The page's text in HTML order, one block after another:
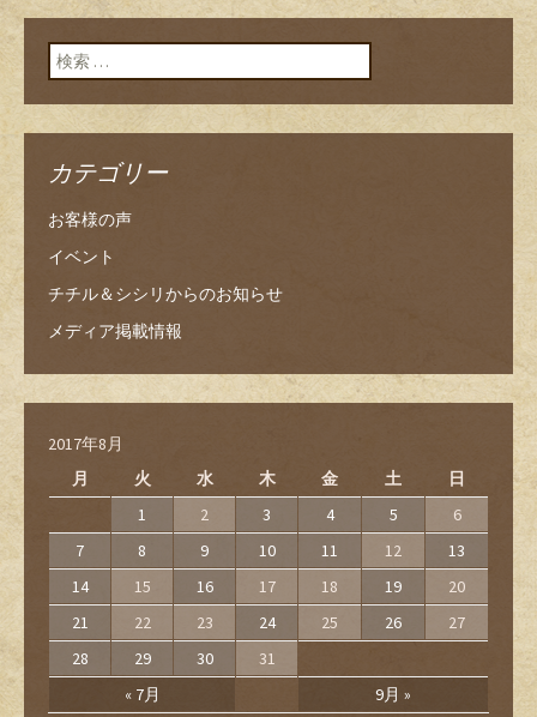
検索:
カテゴリー
お客様の声
イベント
チチル＆シシリからのお知らせ
メディア掲載情報
2017年8月
月
火 水 木 金 土 日
« 7月 9月 »
1 2 3 4 5
6
7
8 9 10 11 12
13
14
15 16 17 18 19
20
21
22 23 24 25 26
27
28
29 30 31